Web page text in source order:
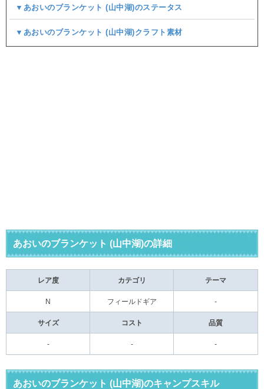
▼あおいのブランケット (山中湖)のステータス
▼あおいのブランケット (山中湖)クラフト素材
あおいのブランケット (山中湖)の詳細
レア度 カテゴリ テーマ
N フィールドギア -
サイズ コスト 品質
- - -
あおいのブランケット (山中湖)のキャンプスキル